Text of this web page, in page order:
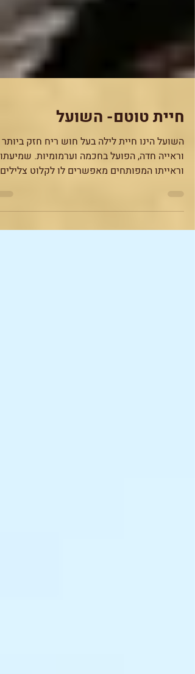
חיית טוטם- השועל
השועל הינו חיית לילה בעל חוש ריח חזק ביותר
וראייתו המפותחים מאפשרים לו לקלוט צלילים
ממרחק רב,...